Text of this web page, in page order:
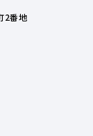
2番地